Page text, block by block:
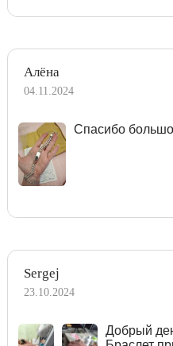
Алёна
04.11.2024
Спасибо
Sergej
23.10.2024
Добрый